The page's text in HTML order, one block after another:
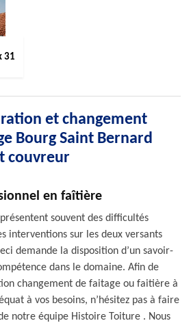
31
et changement
Bourg Saint Bernard
couvreur
en faîtière
souvent des difficultés
interventions sur les deux versants
demande la disposition d’un savoir-
dans le domaine. Afin de
changement de faitage ou faitière à
à vos besoins, n’hésitez pas à faire
notre équipe Histoire Toiture . Nous